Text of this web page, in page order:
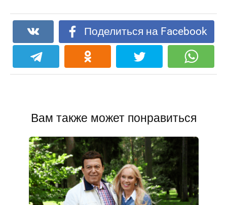
Поделиться на Facebook
Вам также может понравиться